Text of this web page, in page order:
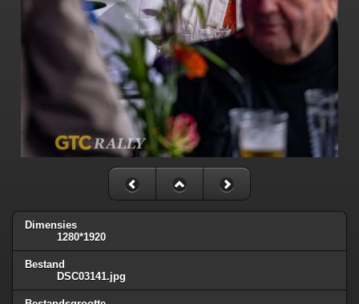
Dimensies
1280*1920
Bestand
DSC03141.jpg